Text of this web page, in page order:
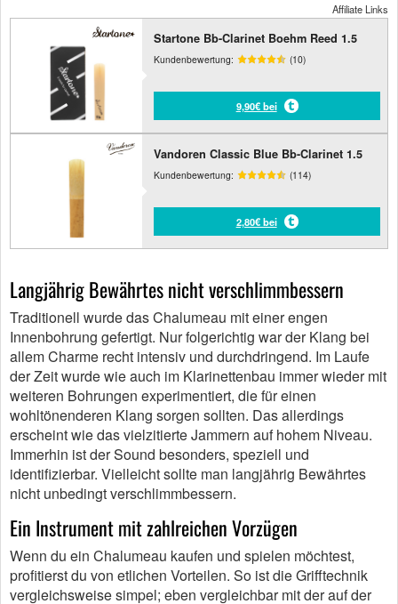
Affiliate Links
Startone Bb-Clarinet Boehm Reed 1.5
Kundenbewertung: (10)
9,90€ bei
Vandoren Classic Blue Bb-Clarinet 1.5
Kundenbewertung: (114)
2,80€ bei
Langjährig Bewährtes nicht verschlimmbessern
Traditionell wurde das Chalumeau mit einer engen
Innenbohrung gefertigt. Nur folgerichtig war der Klang bei
allem Charme recht intensiv und durchdringend. Im Laufe
der Zeit wurde wie auch im Klarinettenbau immer wieder mit
weiteren Bohrungen experimentiert, die für einen
wohltönenderen Klang sorgen sollten. Das allerdings
erscheint wie das vielzitierte Jammern auf hohem Niveau.
Immerhin ist der Sound besonders, speziell und
identifizierbar. Vielleicht sollte man langjährig Bewährtes
nicht unbedingt verschlimmbessern.
Ein Instrument mit zahlreichen Vorzügen
Wenn du ein Chalumeau kaufen und spielen möchtest,
profitierst du von etlichen Vorteilen. So ist die Grifftechnik
vergleichsweise simpel; eben vergleichbar mit der auf der